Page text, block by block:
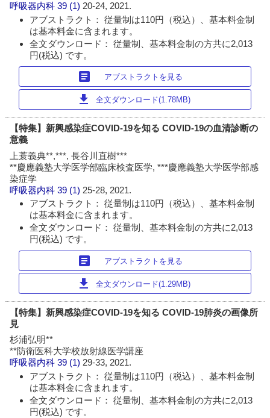
呼吸器内科 39 (1) 20-24, 2021.
アブストラクト： 従量制は110円（税込）、基本料金制
は基本料金に含まれます。
全文ダウンロード： 従量制、基本料金制の方共に2,013
円(税込) です。
article アブストラクトを見る
download 全文ダウンロード(1.78MB)
【特集】新興感染症COVID-19を知る COVID-19の血清診断の
意義
上蓑義典**,***, 長谷川直樹***
**慶應義塾大学医学部臨床検査医学, ***慶應義塾大学医学部感
染症学
呼吸器内科 39 (1) 25-28, 2021.
アブストラクト： 従量制は110円（税込）、基本料金制
は基本料金に含まれます。
全文ダウンロード： 従量制、基本料金制の方共に2,013
円(税込) です。
article アブストラクトを見る
download 全文ダウンロード(1.29MB)
【特集】新興感染症COVID-19を知る COVID-19肺炎の画像所
見
杉浦弘明**
**防衛医科大学校放射線医学講座
呼吸器内科 39 (1)29-33, 2021.
アブストラクト： 従量制は110円（税込）、基本料金制
は基本料金に含まれます。
全文ダウンロード： 従量制、基本料金制の方共に2,013
円(税込) です。